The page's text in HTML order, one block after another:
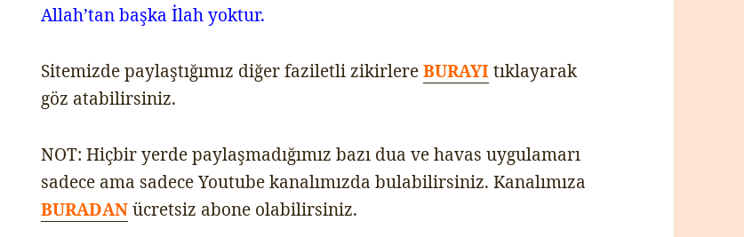
Allah’tan başka İlah yoktur.
Sitemizde paylaştığımız diğer faziletli zikirlereBURAYItıklayarak
göz atabilirsiniz.
NOT: Hiçbir yerde paylaşmadığımız bazı dua ve havas uygulamarı
sadece ama sadece Youtube kanalımızda bulabilirsiniz. Kanalımıza
BURADANücretsiz abone olabilirsiniz.